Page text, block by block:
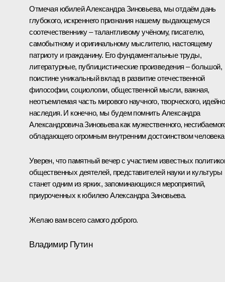
Отмечая юбилей Александра Зиновьева, мы отдаём дань
глубокого, искреннего признания нашему выдающемуся
соотечественнику – талантливому учёному, писателю,
самобытному и оригинальному мыслителю, настоящему
патриоту и гражданину. Его фундаментальные труды,
литературные, публицистические произведения – большой,
поистине уникальный вклад в развитие отечественной
философии, социологии, общественной мысли, важная,
неотъемлемая часть мирового научного, творческого,
наследия. И конечно, мы будем помнить Александра
Александровича Зиновьева как мужественного,
обладающего огромным внутренним достоинством
Уверен, что памятный вечер с участием известных
общественных деятелей, представителей науки и культуры
станет одним из ярких, запоминающихся мероприятий,
приуроченных к юбилею Александра Зиновьева.
Желаю вам всего самого доброго.
Владимир Путин